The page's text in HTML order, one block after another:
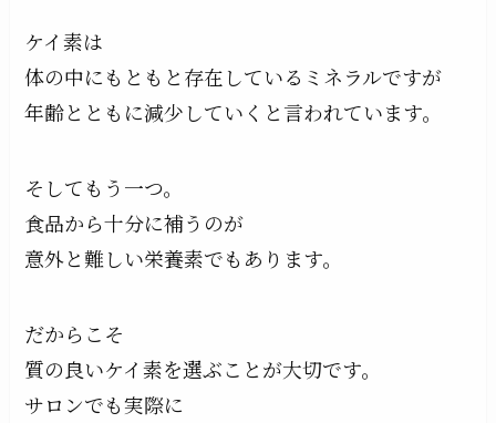
ケイ素は
体の中にもともと存在しているミネラルですが
年齢とともに減少していくと言われています。
そしてもう一つ。
食品から十分に補うのが
意外と難しい栄養素でもあります。
だからこそ
質の良いケイ素を選ぶことが大切です。
サロンでも実際に